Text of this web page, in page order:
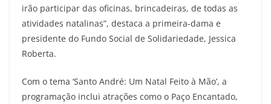
irão participar das oficinas, brincadeiras, de todas as
atividades natalinas”, destaca a primeira-dama e
presidente do Fundo Social de Solidariedade, Jessica
Roberta.
Com o tema ‘Santo André: Um Natal Feito à Mão’, a
programação inclui atrações como o Paço Encantado,